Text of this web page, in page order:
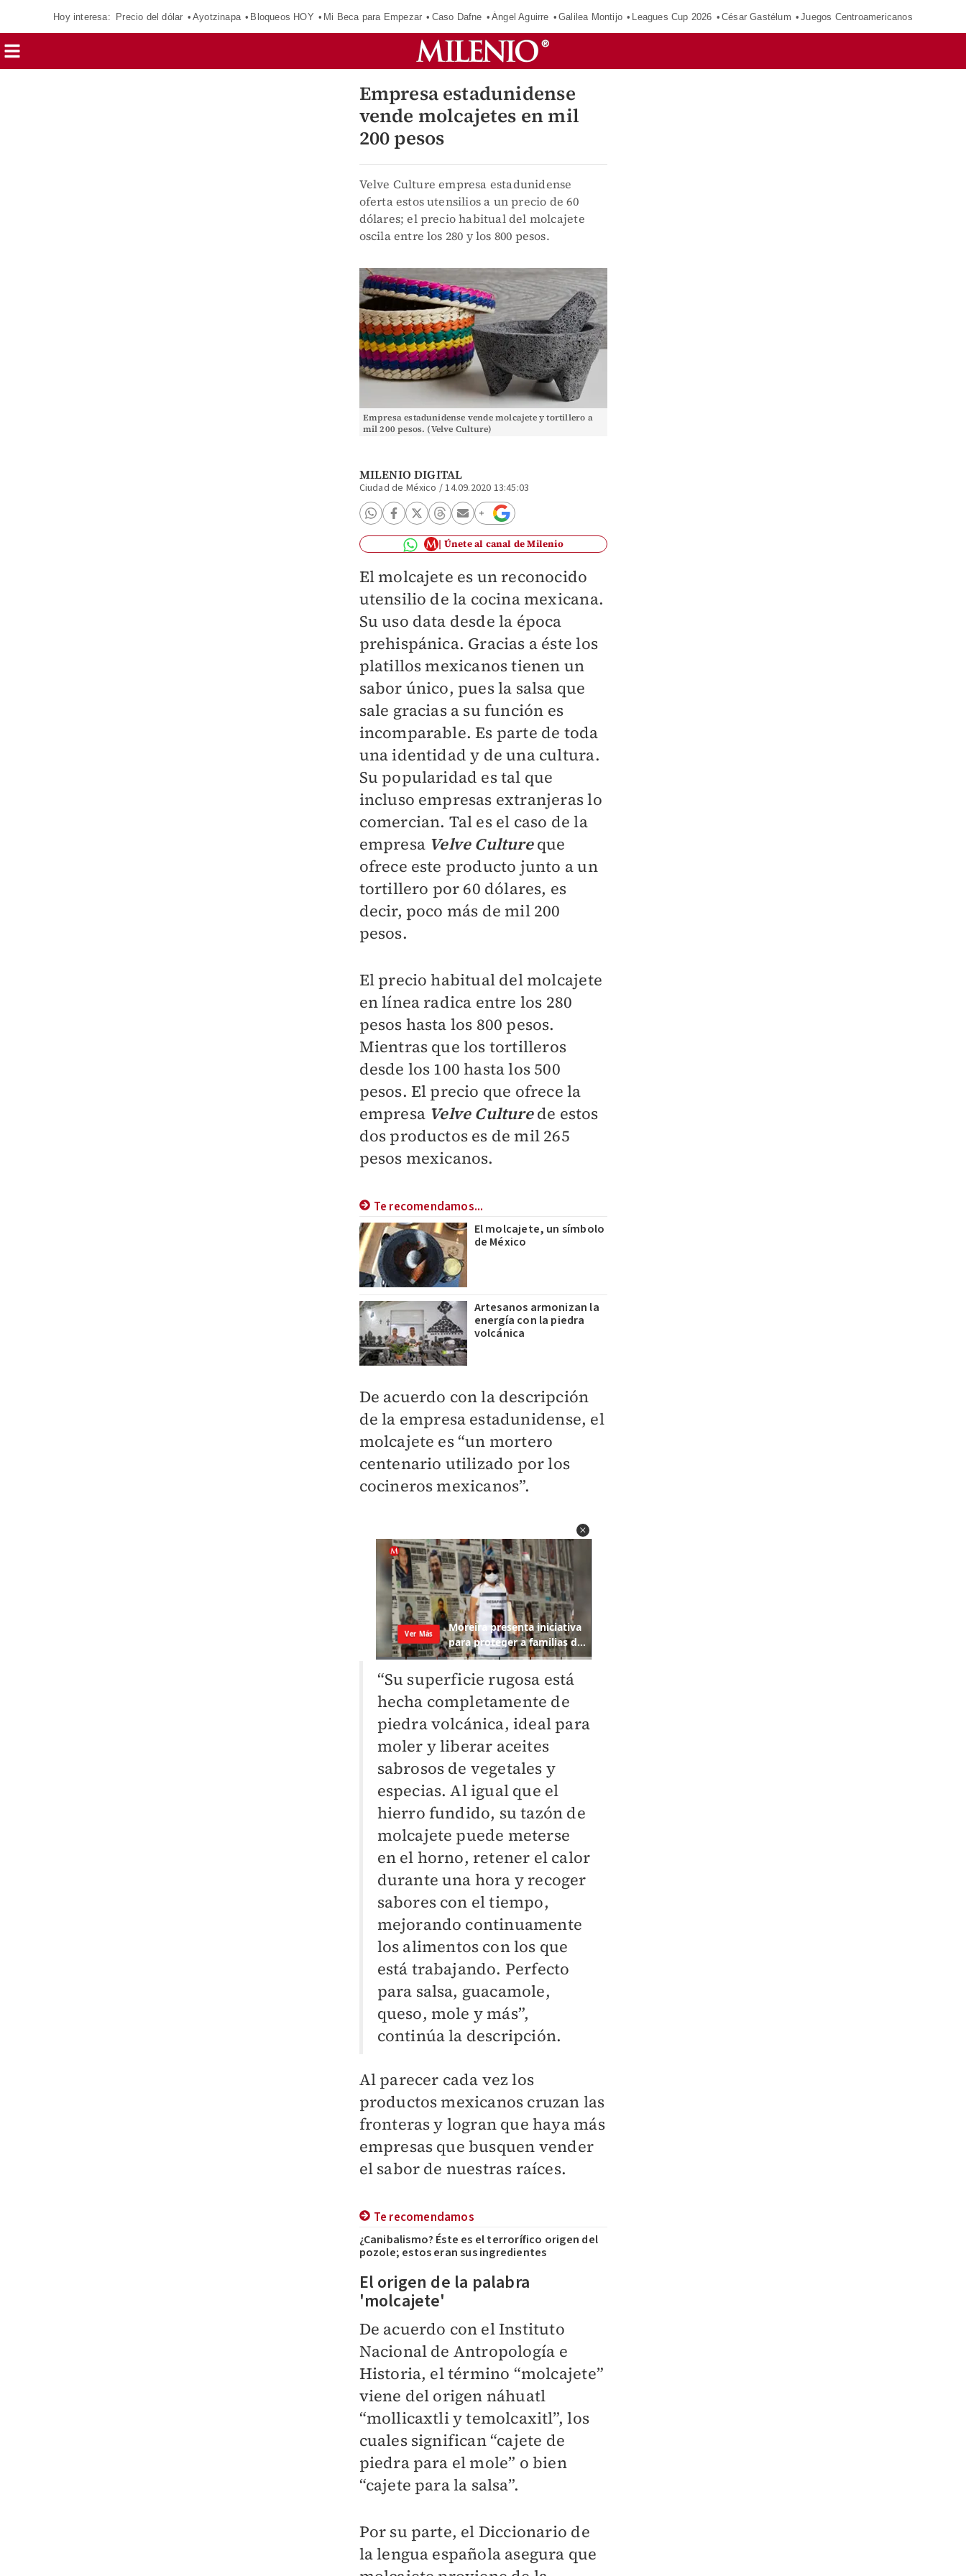
Hoy interesa: Precio del dólar Ayotzinapa Bloqueos HOY Mi Beca para Empezar Caso Dafne Ángel Aguirre Galilea Montijo Leagues Cup 2026 César Gastélum Juegos Centroamericanos
Empresa estadunidense
vende molcajetes en mil
200 pesos
Velve Culture empresa estadunidense
oferta estos utensilios a un precio de 60
dólares; el precio habitual del molcajete
oscila entre los 280 y los 800 pesos.
Empresa estadunidense vende molcajete y tortillero a
mil 200 pesos. (Velve Culture)
MILENIO DIGITAL
Ciudad de México /14.09.2020 13:45:03
Únete al canal de Milenio
El molcajete es un reconocido
utensilio de la cocina mexicana.
Su uso data desde la época
prehispánica. Gracias a éste los
platillos mexicanos tienen un
sabor único, pues la salsa que
sale gracias a su función es
incomparable. Es parte de toda
una identidad y de una cultura.
Su popularidad es tal que
incluso empresas extranjeras lo
comercian. Tal es el caso de la
empresa Velve Cultureque
ofrece este producto junto a un
tortillero por 60 dólares, es
decir, poco más de mil 200
pesos.
El precio habitual del molcajete
en línea radica entre los 280
pesos hasta los 800 pesos.
Mientras que los tortilleros
desde los 100 hasta los 500
pesos. El precio que ofrece la
empresa Velve Culturede estos
dos productos es de mil 265
pesos mexicanos.
Te recomendamos...
El molcajete, un símbolo
de México
Artesanos armonizan la
energía con la piedra
volcánica
De acuerdo con la descripción
de la empresa estadunidense, el
molcajete es “un mortero
centenario utilizado por los
cocineros mexicanos”.
“Su superficie rugosa está
hecha completamente de
piedra volcánica, ideal para
moler y liberar aceites
sabrosos de vegetales y
especias. Al igual que el
hierro fundido, su tazón de
molcajete puede meterse
en el horno, retener el calor
durante una hora y recoger
sabores con el tiempo,
mejorando continuamente
los alimentos con los que
está trabajando. Perfecto
para salsa, guacamole,
queso, mole y más”,
continúa la descripción.
Al parecer cada vez los
productos mexicanos cruzan las
fronteras y logran que haya más
empresas que busquen vender
el sabor de nuestras raíces.
Te recomendamos
¿Canibalismo? Éste es el terrorífico origen del
pozole; estos eran sus ingredientes
El origen de la palabra
'molcajete'
De acuerdo con el Instituto
Nacional de Antropología e
Historia, el término “molcajete”
viene del origen náhuatl
“mollicaxtli y temolcaxitl”, los
cuales significan “cajete de
piedra para el mole” o bien
“cajete para la salsa”.
Por su parte, el Diccionario de
la lengua española asegura que